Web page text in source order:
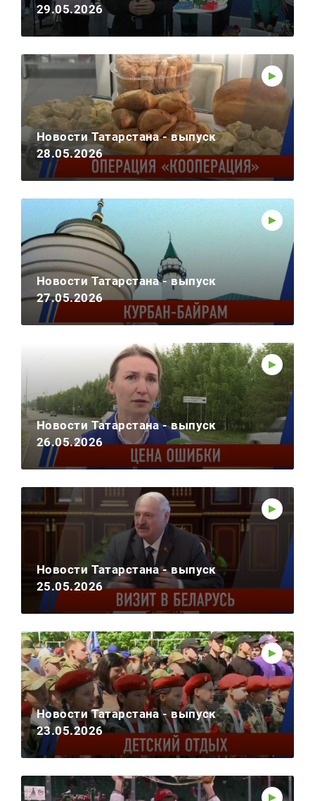
29.05.2026
Новости Татарстана - выпуск
28.05.2026
Новости Татарстана - выпуск
27.05.2026
Новости Татарстана - выпуск
26.05.2026
Новости Татарстана - выпуск
25.05.2026
Новости Татарстана - выпуск
23.05.2026